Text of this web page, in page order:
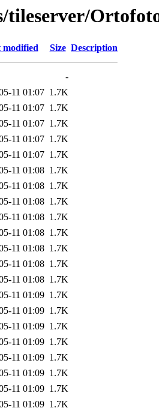
modified Size Description
-
11 01:07 1.7K
11 01:07 1.7K
11 01:07 1.7K
11 01:07 1.7K
11 01:07 1.7K
11 01:08 1.7K
11 01:08 1.7K
11 01:08 1.7K
11 01:08 1.7K
11 01:08 1.7K
11 01:08 1.7K
11 01:08 1.7K
11 01:08 1.7K
11 01:09 1.7K
11 01:09 1.7K
11 01:09 1.7K
11 01:09 1.7K
11 01:09 1.7K
11 01:09 1.7K
11 01:09 1.7K
11 01:09 1.7K